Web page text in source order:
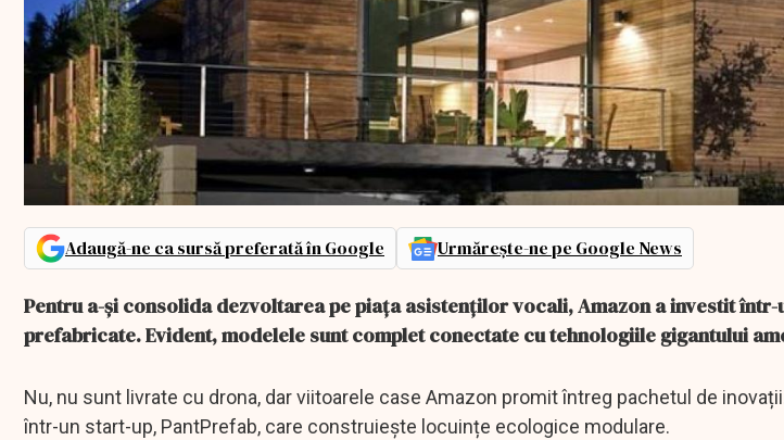
Adaugă-ne ca sursă preferată în Google Urmărește-ne pe Google News
Pentru a-și consolida dezvoltarea pe piața asistenților vocali, Amazon a investit
prefabricate. Evident, modelele sunt complet conectate cu tehnologiile gigantului
Nu, nu sunt livrate cu drona, dar viitoarele case Amazon promit întreg pachetul de
într-un start-up, PantPrefab, care construiește locuințe ecologice modulare.